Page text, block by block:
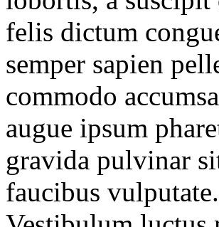
felis dictum
semper sapien
commodo
augue ipsum
gravida pulvinar
faucibus